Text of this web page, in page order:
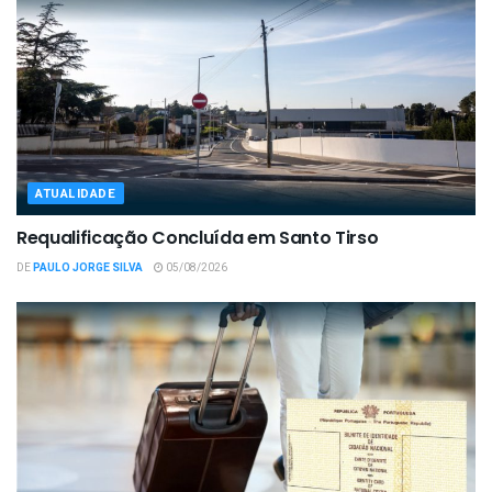
ATUALIDADE
Requalificação Concluída em Santo Tirso
DEPAULO JORGE SILVA 05/08/2026